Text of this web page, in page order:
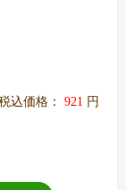
込価格： 921 円